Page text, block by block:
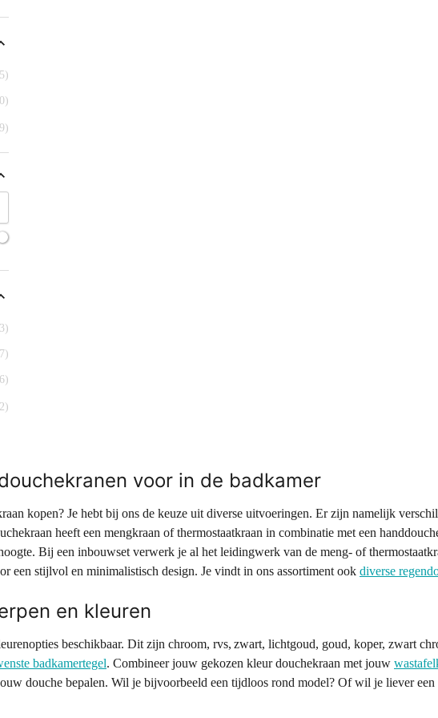
voor in de badkamer
kopen? Je hebt bij ons de keuze uit diverse uitvoeringen. Er zijn namelijk
heeft een mengkraan of thermostaatkraan in combinatie met een
Bij een inbouwset verwerk je al het leidingwerk van de meng- of
een stijlvol en minimalistisch design. Je vindt in ons assortiment ook diverse
en kleuren
beschikbaar. Dit zijn chroom, rvs, zwart, lichtgoud, goud, koper, zwart
badkamertegel. Combineer jouw gekozen kleur douchekraan met jouw
douche bepalen. Wil je bijvoorbeeld een tijdloos rond model? Of wil je liever